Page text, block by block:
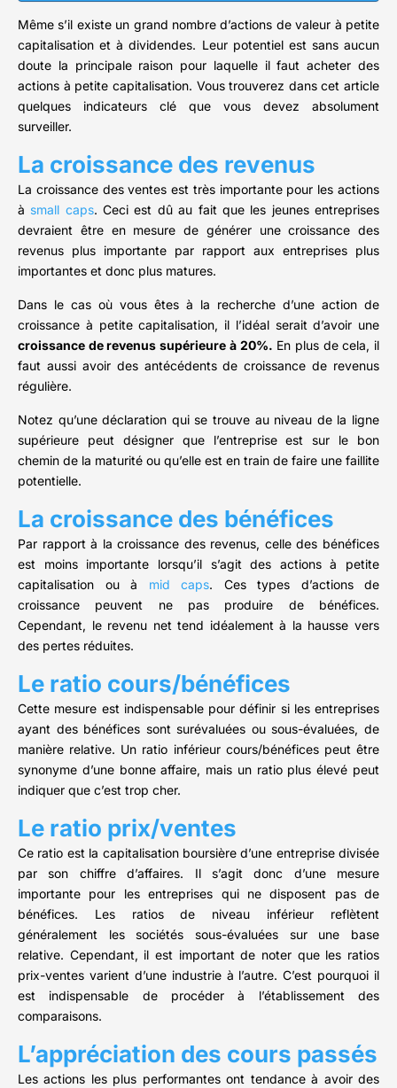
Même s’il existe un grand nombre d’actions de valeur à petite
capitalisation et à dividendes. Leur potentiel est sans aucun
doute la principale raison pour laquelle il faut acheter des
actions à petite capitalisation. Vous trouverez dans cet article
quelques indicateurs clé que vous devez absolument
surveiller.
La croissance des revenus
La croissance des ventes est très importante pour les actions
à small caps. Ceci est dû au fait que les jeunes entreprises
devraient être en mesure de générer une croissance des
revenus plus importante par rapport aux entreprises plus
importantes et donc plus matures.
Dans le cas où vous êtes à la recherche d’une action de
croissance à petite capitalisation, il l’idéal serait d’avoir une
croissance de revenus supérieure à 20%. En plus de cela, il
faut aussi avoir des antécédents de croissance de revenus
régulière.
Notez qu’une déclaration qui se trouve au niveau de la ligne
supérieure peut désigner que l’entreprise est sur le bon
chemin de la maturité ou qu’elle est en train de faire une faillite
potentielle.
La croissance des bénéfices
Par rapport à la croissance des revenus, celle des bénéfices
est moins importante lorsqu’il s’agit des actions à petite
capitalisation ou à mid caps. Ces types d’actions de
croissance peuvent ne pas produire de bénéfices.
Cependant, le revenu net tend idéalement à la hausse vers
des pertes réduites.
Le ratio cours/bénéfices
Cette mesure est indispensable pour définir si les entreprises
ayant des bénéfices sont surévaluées ou sous-évaluées, de
manière relative. Un ratio inférieur cours/bénéfices peut être
synonyme d’une bonne affaire, mais un ratio plus élevé peut
indiquer que c’est trop cher.
Le ratio prix/ventes
Ce ratio est la capitalisation boursière d’une entreprise divisée
par son chiffre d’affaires. Il s’agit donc d’une mesure
importante pour les entreprises qui ne disposent pas de
bénéfices. Les ratios de niveau inférieur reflètent
généralement les sociétés sous-évaluées sur une base
relative. Cependant, il est important de noter que les ratios
prix-ventes varient d’une industrie à l’autre. C’est pourquoi il
est indispensable de procéder à l’établissement des
comparaisons.
L’appréciation des cours passés
Les actions les plus performantes ont tendance à avoir des